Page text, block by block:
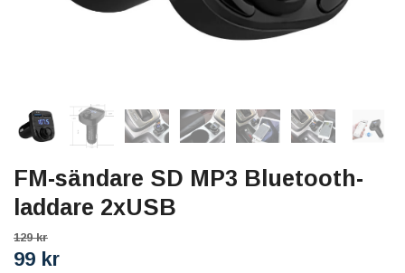
FM-sändare SD MP3 Bluetooth-
laddare 2xUSB
129 kr
99 kr